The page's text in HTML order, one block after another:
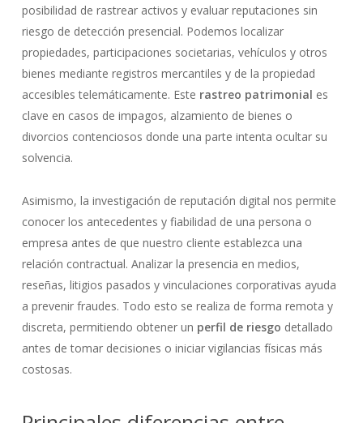
posibilidad de rastrear activos y evaluar reputaciones sin
riesgo de detección presencial. Podemos localizar
propiedades, participaciones societarias, vehículos y otros
bienes mediante registros mercantiles y de la propiedad
accesibles telemáticamente. Este rastreo patrimonial es
clave en casos de impagos, alzamiento de bienes o
divorcios contenciosos donde una parte intenta ocultar su
solvencia.
Asimismo, la investigación de reputación digital nos permite
conocer los antecedentes y fiabilidad de una persona o
empresa antes de que nuestro cliente establezca una
relación contractual. Analizar la presencia en medios,
reseñas, litigios pasados y vinculaciones corporativas ayuda
a prevenir fraudes. Todo esto se realiza de forma remota y
discreta, permitiendo obtener un perfil de riesgo detallado
antes de tomar decisiones o iniciar vigilancias físicas más
costosas.